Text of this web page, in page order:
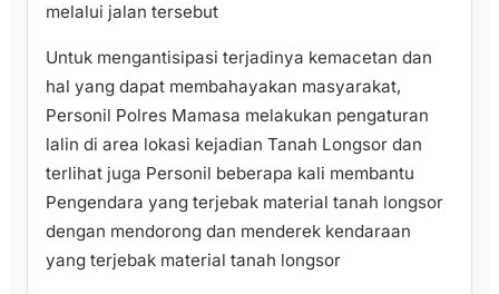
melalui jalan tersebut
Untuk mengantisipasi terjadinya kemacetan dan
hal yang dapat membahayakan masyarakat,
Personil Polres Mamasa melakukan pengaturan
lalin di area lokasi kejadian Tanah Longsor dan
terlihat juga Personil beberapa kali membantu
Pengendara yang terjebak material tanah longsor
dengan mendorong dan menderek kendaraan
yang terjebak material tanah longsor